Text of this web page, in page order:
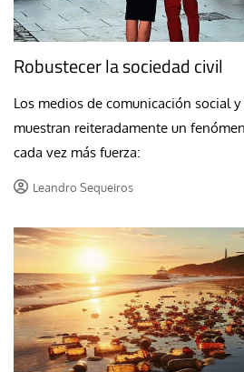
Robustecer la sociedad civil
Los medios de comunicación social
muestran reiteradamente un
cada vez más fuerza:
Leandro Sequeiros